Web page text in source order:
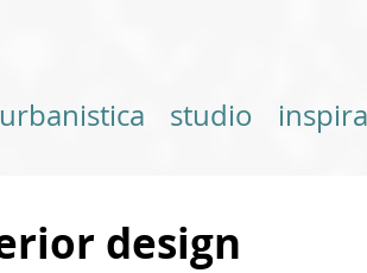
urbanistica studio
design